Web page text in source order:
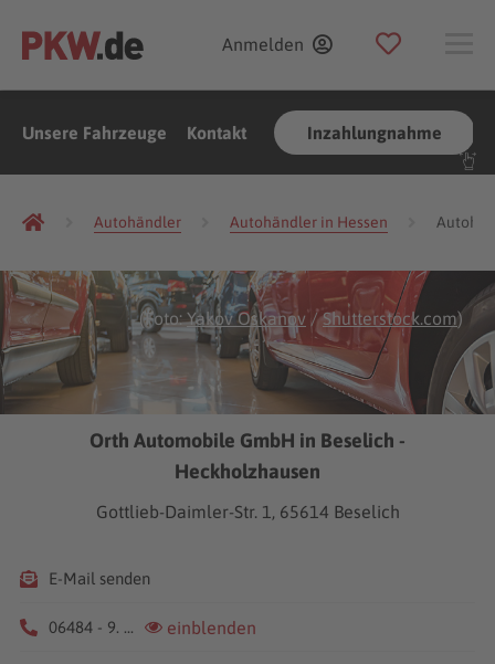
Anmelden
Unsere Fahrzeuge Kontakt Inzahlungnahme
Autohändler Autohändler in Hessen
(Foto:Yakov Oskanov /Shutterstock.com)
Orth Automobile GmbH in Beselich -
Heckholzhausen
Gottlieb-Daimler-Str. 1, 65614 Beselich
E-Mail senden
06484 - 9. ... einblenden